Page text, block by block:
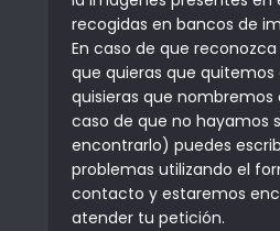
recogidas en bancos de
En caso de que
que quieras que quitemos
quisieras que nombremos
caso de que no hayamos
encontrarlo) puedes
problemas utilizando el
contacto y estaremos
atender tu petición.